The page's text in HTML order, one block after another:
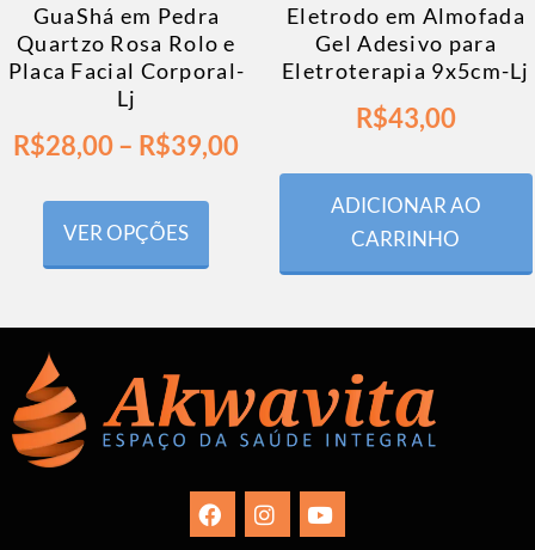
GuaShá em Pedra
Quartzo Rosa Rolo e
Placa Facial Corporal-
Lj
R$28,00– R$39,00
VER OPÇÕES
Eletrodo em Almofada
Gel Adesivo para
Eletroterapia 9x5cm-Lj
R$43,00
ADICIONAR AO
CARRINHO